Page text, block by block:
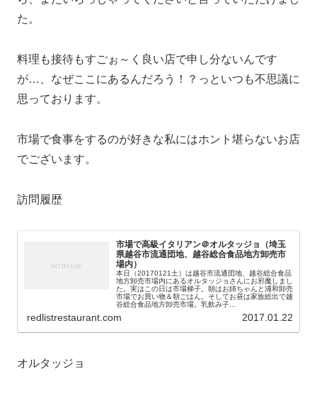
た。
料理も接待もすごぉ～く良い店で申し分ないんです
が…、なぜここにあるんだろう！？っといつも不思議に
思っております。
市場で食事をするのが好きな私にはホント堪らないお店
でございます。
訪問履歴
市場で高級イタリアン＠オルタッジョ（埼玉
県越谷市流通団地、越谷総合食品地方卸売市
場内）
本日（20170121土）は越谷市流通団地、越谷総合食品
地方卸売市場内にあるオルタッジョさんにお邪魔しまし
た。実はこの日は市場梯子。朝はお姉ちゃんと浦和卸売
市場でお買い物＆朝ごはん。そしてお昼は家族総出で越
谷総合食品地方卸売市場。乳飲み子...
redlistrestaurant.com 2017.01.22
オルタッジョ